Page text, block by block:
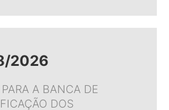
2026
A BANCA DE
DOS